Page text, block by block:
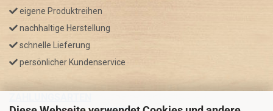
eigene Produktreihen
nachhaltige Herstellung
schnelle Lieferung
persönlicher Kundenservice